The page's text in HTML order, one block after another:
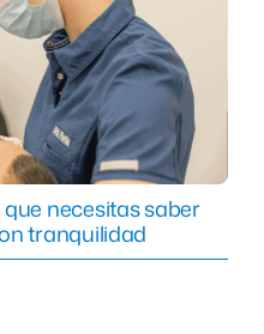
necesitas saber
tranquilidad